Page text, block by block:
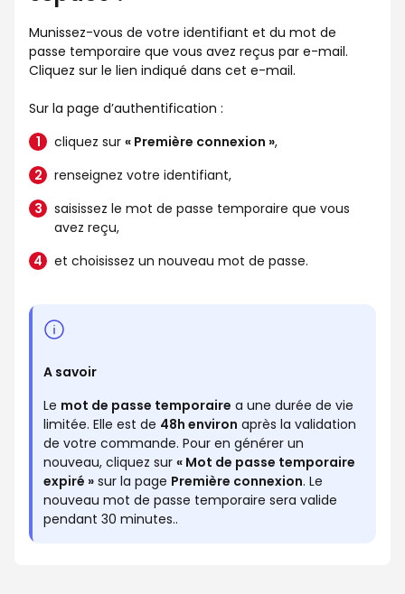
Munissez-vous de votre identifiant et du mot de
passe temporaire que vous avez reçus par e-mail.
Cliquez sur le lien indiqué dans cet e-mail.
Sur la page d’authentification :
cliquez sur « Première connexion »,
renseignez votre identifiant,
saisissez le mot de passe temporaire que vous
avez reçu,
et choisissez un nouveau mot de passe.
A savoir
Le mot de passe temporaire a une durée de vie
limitée. Elle est de 48h environ après la validation
de votre commande. Pour en générer un
nouveau, cliquez sur « Mot de passe temporaire
expiré » sur la page Première connexion. Le
nouveau mot de passe temporaire sera valide
pendant 30 minutes..